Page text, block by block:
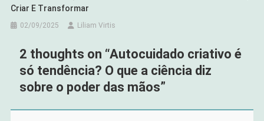
Criar E Transformar
02/09/2025 Liliam Virtis
2 thoughts on “Autocuidado criativo é
só tendência? O que a ciência diz
sobre o poder das mãos”